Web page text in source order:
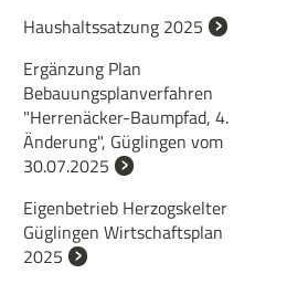
Haushaltssatzung 2025
Ergänzung Plan
Bebauungsplanverfahren
"Herrenäcker-Baumpfad, 4.
Änderung", Güglingen vom
30.07.2025
Eigenbetrieb Herzogskelter
Güglingen Wirtschaftsplan
2025